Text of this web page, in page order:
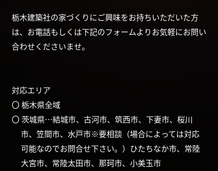
栃木建築社の家づくりにご興味をお持ちいただいた方
は、お電話もしくは下記のフォームよりお気軽にお問い
合わせくださいませ。
対応エリア
〇 栃木県全域
〇 茨城県…結城市、古河市、筑西市、下妻市、桜川
市、笠間市、水戸市※要相談（場合によっては対応
可能なのでお問合せ下さい。）ひたちなか市、常陸
大宮市、常陸太田市、那珂市、小美玉市